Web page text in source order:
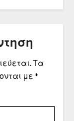
Τα
με *